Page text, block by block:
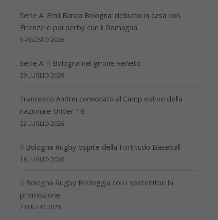
Serie A. Emil Banca Bologna: debutto in casa con
Firenze e poi derby con il Romagna
5 AGOSTO 2026
Serie A. Il Bologna nel girone veneto
29 LUGLIO 2026
Francesco Andrei convocato al Camp estivo della
nazionale Under 18
22 LUGLIO 2026
Il Bologna Rugby ospite della Fortitudo Baseball
18 LUGLIO 2026
Il Bologna Rugby festeggia con i sostenitori la
promozione
2 LUGLIO 2026